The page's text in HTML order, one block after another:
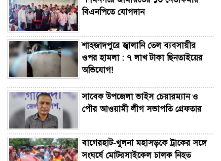
বিএনপিতে যোগদান
শাহজাদপুরে জ্বালানি তেল ব্যবসায়ীর
ওপর হামলা : ৭ লাখ টাকা ছিনতাইয়ের
অভিযোগ!
সাবেক উপজেলা ভাইস চেয়ারম্যান ও
পৌর আওয়ামী লীগ সভাপতি গ্রেফতার
বাগেরহাট-খুলনা মহাসড়কে ট্রাকের সঙ্গে
সংঘর্ষে মোটরসাইকেল চালক নিহত